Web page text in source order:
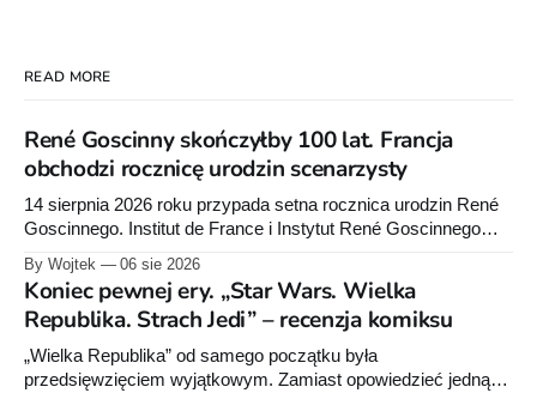
READ MORE
René Goscinny skończyłby 100 lat. Francja
obchodzi rocznicę urodzin scenarzysty
14 sierpnia 2026 roku przypada setna rocznica urodzin René
Goscinnego. Institut de France i Instytut René Goscinnego
przygotowały obchody oraz premiery książek Pascala
Ory’ego i Catel.
By Wojtek 06 sie 2026
Koniec pewnej ery. „Star Wars. Wielka
Republika. Strach Jedi” – recenzja komiksu
„Wielka Republika” od samego początku była
przedsięwzięciem wyjątkowym. Zamiast opowiedzieć jedną